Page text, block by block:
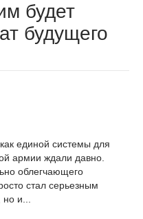
будет
будущего
единой системы для
армии ждали давно.
облегчающего
стал серьезным
и...